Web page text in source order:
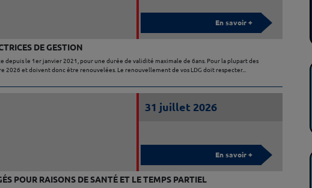
En savoir +
DE GESTION
depuis le 1er janvier 2021, pour une durée de validité maximale de 6ans. Pour la plupart des
et doivent donc être renouvelées. Le renouvellement de vos LDG doit respecter...
31 juillet 2026
En savoir +
POUR RAISONS DE SANTÉ ET LE TEMPS PARTIEL